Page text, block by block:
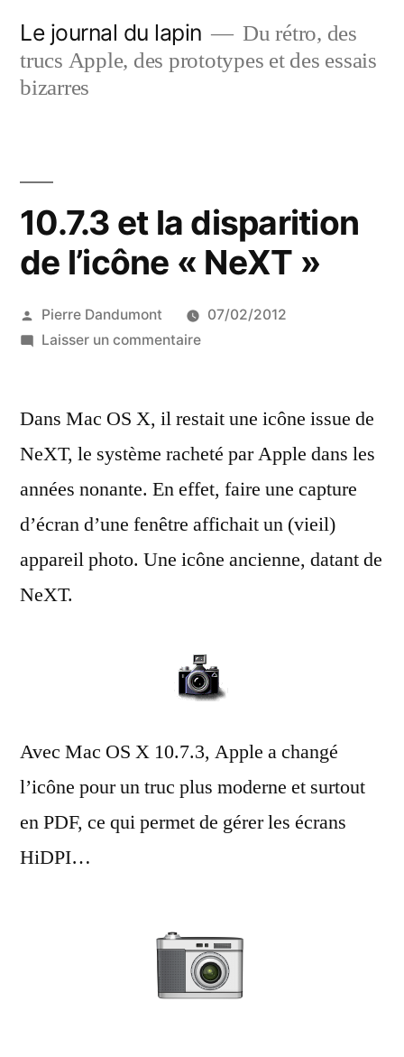
contenu
Le journal du lapin
Du rétro, des
trucs Apple, des prototypes et des essais
bizarres
10.7.3 et la disparition
de l’icône « NeXT »
Publié
par
Pierre Dandumont
07/02/2012
Laisser un commentairesur
la
de
l’icône
«
»
Dans Mac OS X, il restait une icône issue de
NeXT, le système racheté par Apple dans les
années nonante. En effet, faire une capture
d’écran d’une fenêtre affichait un (vieil)
appareil photo. Une icône ancienne, datant de
NeXT.
Avec Mac OS X 10.7.3, Apple a changé
l’icône pour un truc plus moderne et surtout
en PDF, ce qui permet de gérer les écrans
HiDPI…